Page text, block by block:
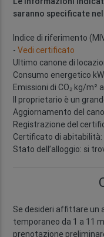
saranno specificate
Indice di riferimento
-Vedi certificato
Ultimo canone di
Consumo energetico
Emissioni di CO₂ kg/m²
Il proprietario è un
Aggiornamento del
Registrazione del
Certificato di abitabilità:
Stato dell’alloggio: si
Se desideri affittare un
temporaneo da 1 a 11
prenotazione